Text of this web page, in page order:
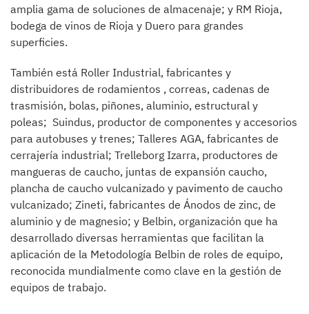
amplia gama de soluciones de almacenaje; y RM Rioja,
bodega de vinos de Rioja y Duero para grandes
superficies.
También está Roller Industrial, fabricantes y
distribuidores de rodamientos , correas, cadenas de
trasmisión, bolas, piñones, aluminio, estructural y
poleas; Suindus, productor de componentes y accesorios
para autobuses y trenes; Talleres AGA, fabricantes de
cerrajería industrial; Trelleborg Izarra, productores de
mangueras de caucho, juntas de expansión caucho,
plancha de caucho vulcanizado y pavimento de caucho
vulcanizado; Zineti, fabricantes de Ánodos de zinc, de
aluminio y de magnesio; y Belbin, organización que ha
desarrollado diversas herramientas que facilitan la
aplicación de la Metodología Belbin de roles de equipo,
reconocida mundialmente como clave en la gestión de
equipos de trabajo.